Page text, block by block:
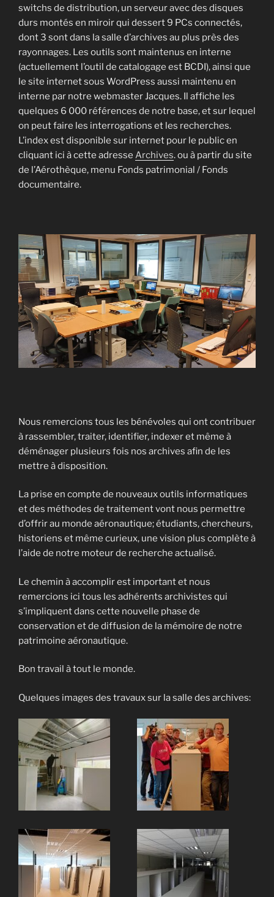
switchs de distribution, un serveur avec des disques
durs montés en miroir qui dessert 9 PCs connectés,
dont 3 sont dans la salle d’archives au plus près des
rayonnages. Les outils sont maintenus en interne
(actuellement l’outil de catalogage est BCDI), ainsi que
le site internet sous WordPress aussi maintenu en
interne par notre webmaster Jacques. Il affiche les
quelques 6 000 références de notre base, et sur lequel
on peut faire les interrogations et les recherches.
L’index est disponible sur internet pour le public en
cliquant ici à cette adresse Archives. ou à partir du site
de l’Aérothèque, menu Fonds patrimonial / Fonds
documentaire.
Nous remercions tous les bénévoles qui ont contribuer
à rassembler, traiter, identifier, indexer et même à
déménager plusieurs fois nos archives afin de les
mettre à disposition.
La prise en compte de nouveaux outils informatiques
et des méthodes de traitement vont nous permettre
d’offrir au monde aéronautique; étudiants, chercheurs,
historiens et même curieux, une vision plus complète à
l’aide de notre moteur de recherche actualisé.
Le chemin à accomplir est important et nous
remercions ici tous les adhérents archivistes qui
s’impliquent dans cette nouvelle phase de
conservation et de diffusion de la mémoire de notre
patrimoine aéronautique.
Bon travail à tout le monde.
Quelques images des travaux sur la salle des archives: